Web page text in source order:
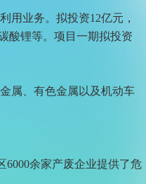
用业务。拟投资12亿元，
酸锂等。项目一期拟投资
属、有色金属以及机动车
6000余家产废企业提供了危